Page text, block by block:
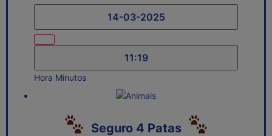
Hora Minutos
Seguro 4 Patas